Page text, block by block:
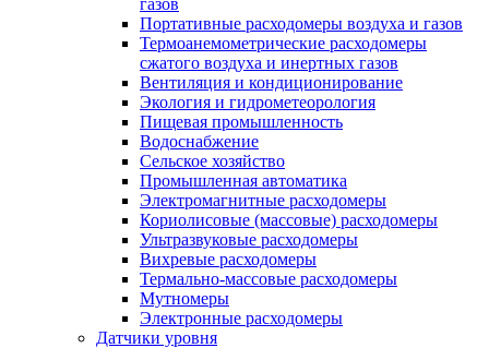
газов
Портативные расходомеры воздуха и газов
Термоанемометрические расходомеры
сжатого воздуха и инертных газов
Вентиляция и кондиционирование
Экология и гидрометеорология
Пищевая промышленность
Водоснабжение
Сельское хозяйство
Промышленная автоматика
Электромагнитные расходомеры
Кориолисовые (массовые) расходомеры
Ультразвуковые расходомеры
Вихревые расходомеры
Термально-массовые расходомеры
Мутномеры
Электронные расходомеры
Датчики уровня